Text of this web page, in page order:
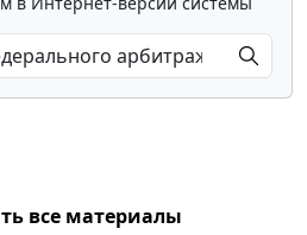
все материалы